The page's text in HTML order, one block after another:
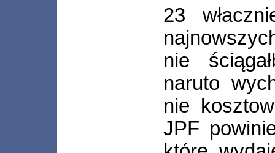
23
nie
naruto
nie
JPF